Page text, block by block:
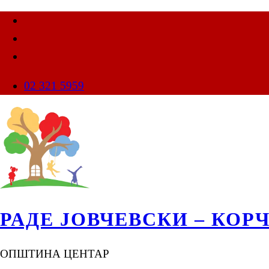
02 321 5959
РАДЕ ЈОВЧЕВСКИ –
ОПШТИНА ЦЕНТАР